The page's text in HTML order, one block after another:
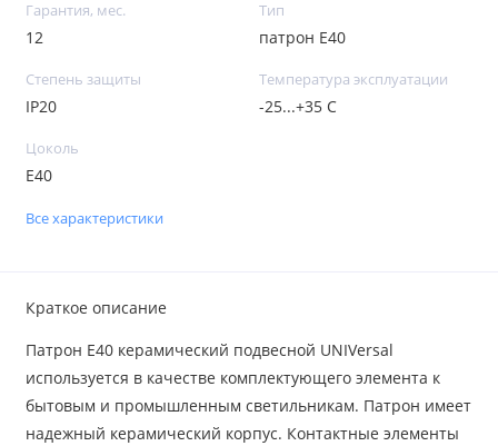
Гарантия, мес.
12
Тип
патрон Е40
Степень защиты
IP20
Температура эксплуатации
-25...+35 С
Цоколь
Е40
Все характеристики
Краткое описание
Патрон Е40 керамический подвесной UNIVersal
используется в качестве комплектующего элемента к
бытовым и промышленным светильникам. Патрон имеет
надежный керамический корпус. Контактные элементы